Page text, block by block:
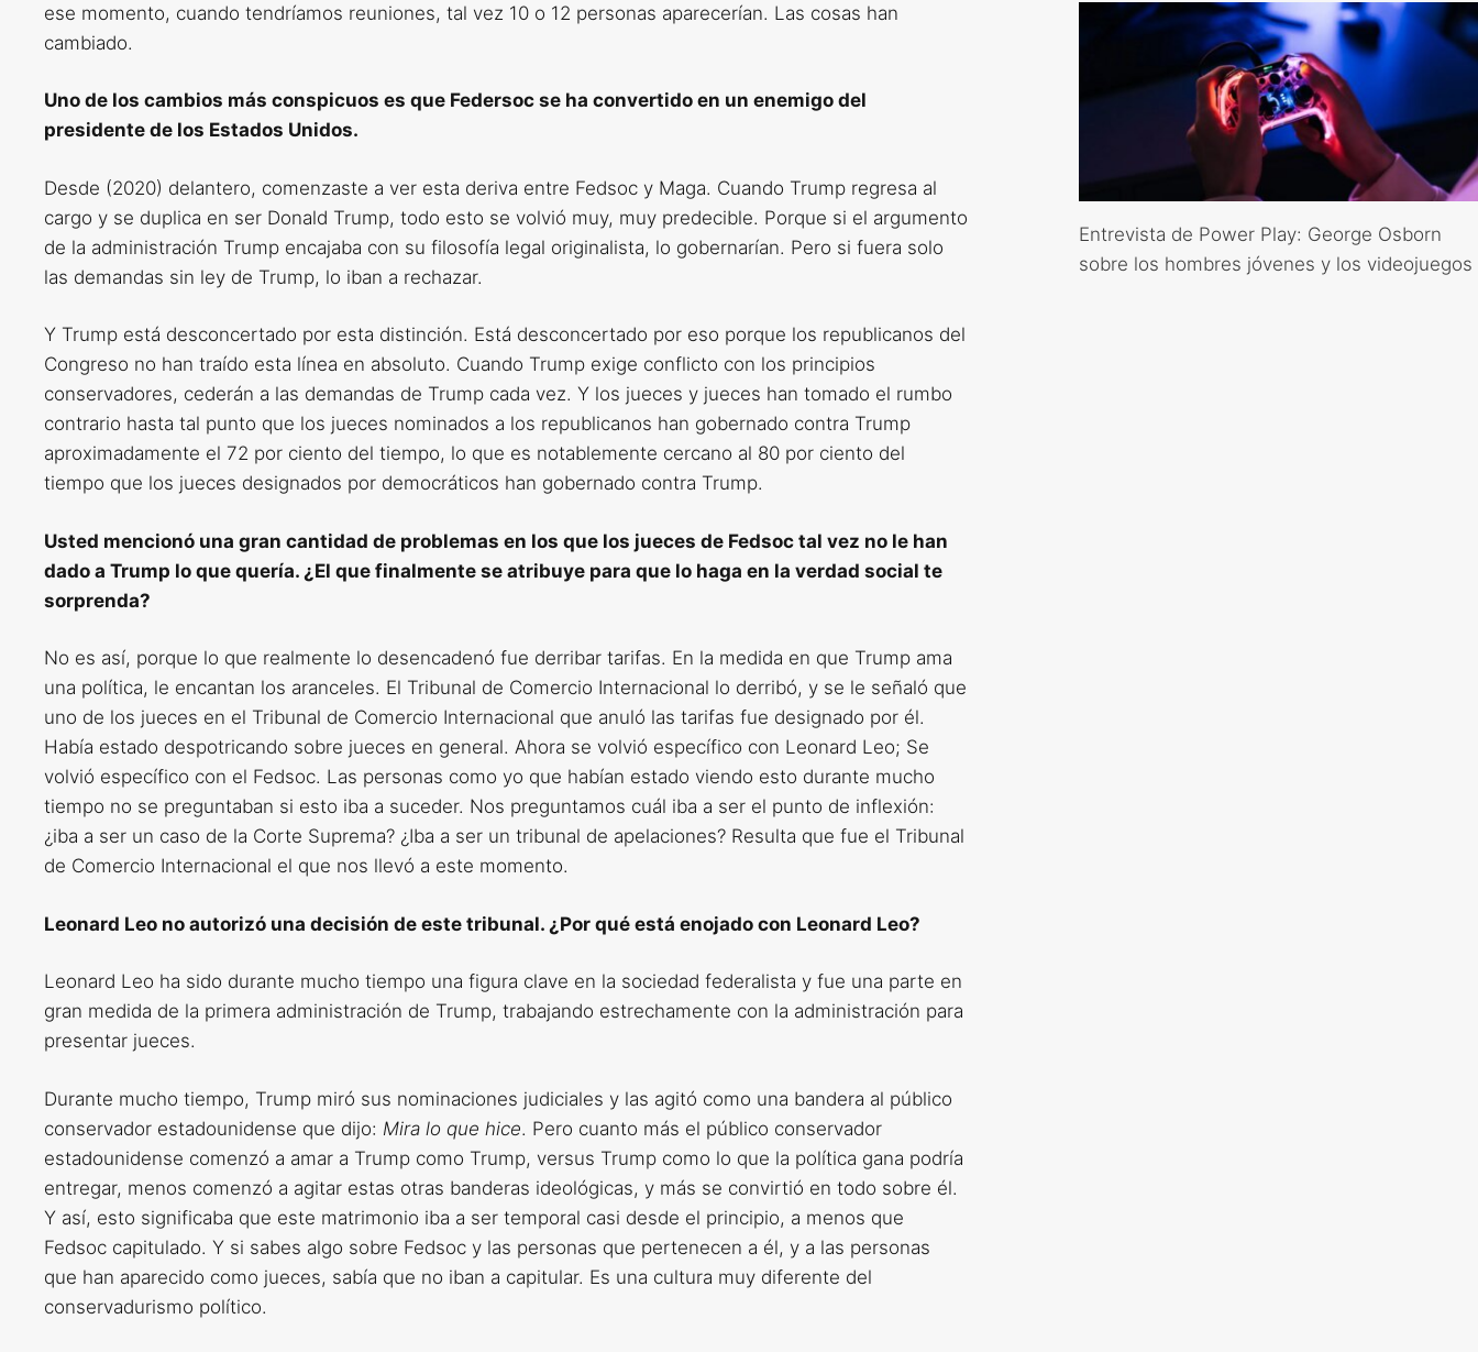
ese momento, cuando tendríamos reuniones, tal vez 10 o 12 personas aparecerían. Las cosas han
cambiado.
Uno de los cambios más conspicuos es que Federsoc se ha convertido en un enemigo del
presidente de los Estados Unidos.
Desde (2020) delantero, comenzaste a ver esta deriva entre Fedsoc y Maga. Cuando Trump regresa al
cargo y se duplica en ser Donald Trump, todo esto se volvió muy, muy predecible. Porque si el argumento
de la administración Trump encajaba con su filosofía legal originalista, lo gobernarían. Pero si fuera solo
las demandas sin ley de Trump, lo iban a rechazar.
Y Trump está desconcertado por esta distinción. Está desconcertado por eso porque los republicanos del
Congreso no han traído esta línea en absoluto. Cuando Trump exige conflicto con los principios
conservadores, cederán a las demandas de Trump cada vez. Y los jueces y jueces han tomado el rumbo
contrario hasta tal punto que los jueces nominados a los republicanos han gobernado contra Trump
aproximadamente el 72 por ciento del tiempo, lo que es notablemente cercano al 80 por ciento del
tiempo que los jueces designados por democráticos han gobernado contra Trump.
Usted mencionó una gran cantidad de problemas en los que los jueces de Fedsoc tal vez no le han
dado a Trump lo que quería. ¿El que finalmente se atribuye para que lo haga en la verdad social te
sorprenda?
No es así, porque lo que realmente lo desencadenó fue derribar tarifas. En la medida en que Trump ama
una política, le encantan los aranceles. El Tribunal de Comercio Internacional lo derribó, y se le señaló que
uno de los jueces en el Tribunal de Comercio Internacional que anuló las tarifas fue designado por él.
Había estado despotricando sobre jueces en general. Ahora se volvió específico con Leonard Leo; Se
volvió específico con el Fedsoc. Las personas como yo que habían estado viendo esto durante mucho
tiempo no se preguntaban si esto iba a suceder. Nos preguntamos cuál iba a ser el punto de inflexión:
¿iba a ser un caso de la Corte Suprema? ¿Iba a ser un tribunal de apelaciones? Resulta que fue el Tribunal
de Comercio Internacional el que nos llevó a este momento.
Leonard Leo no autorizó una decisión de este tribunal. ¿Por qué está enojado con Leonard Leo?
Leonard Leo ha sido durante mucho tiempo una figura clave en la sociedad federalista y fue una parte en
gran medida de la primera administración de Trump, trabajando estrechamente con la administración para
presentar jueces.
Durante mucho tiempo, Trump miró sus nominaciones judiciales y las agitó como una bandera al público
conservador estadounidense que dijo: Mira lo que hice. Pero cuanto más el público conservador
estadounidense comenzó a amar a Trump como Trump, versus Trump como lo que la política gana podría
entregar, menos comenzó a agitar estas otras banderas ideológicas, y más se convirtió en todo sobre él.
Y así, esto significaba que este matrimonio iba a ser temporal casi desde el principio, a menos que
Fedsoc capitulado. Y si sabes algo sobre Fedsoc y las personas que pertenecen a él, y a las personas
que han aparecido como jueces, sabía que no iban a capitular. Es una cultura muy diferente del
conservadurismo político.
Entrevista de Power Play: George Osborn
sobre los hombres jóvenes y los videojuegos